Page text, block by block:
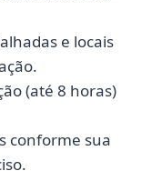
e locais
(até 8 horas)
conforme sua